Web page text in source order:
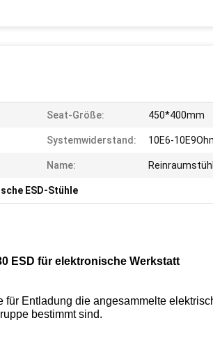
Seat-Größe: 450*400mm
Systemwiderstand: 10E6-
Name:
ESD-Stühle
ESD für elektronische Werkstatt
Entladung die angesammelte
bestimmt sind.